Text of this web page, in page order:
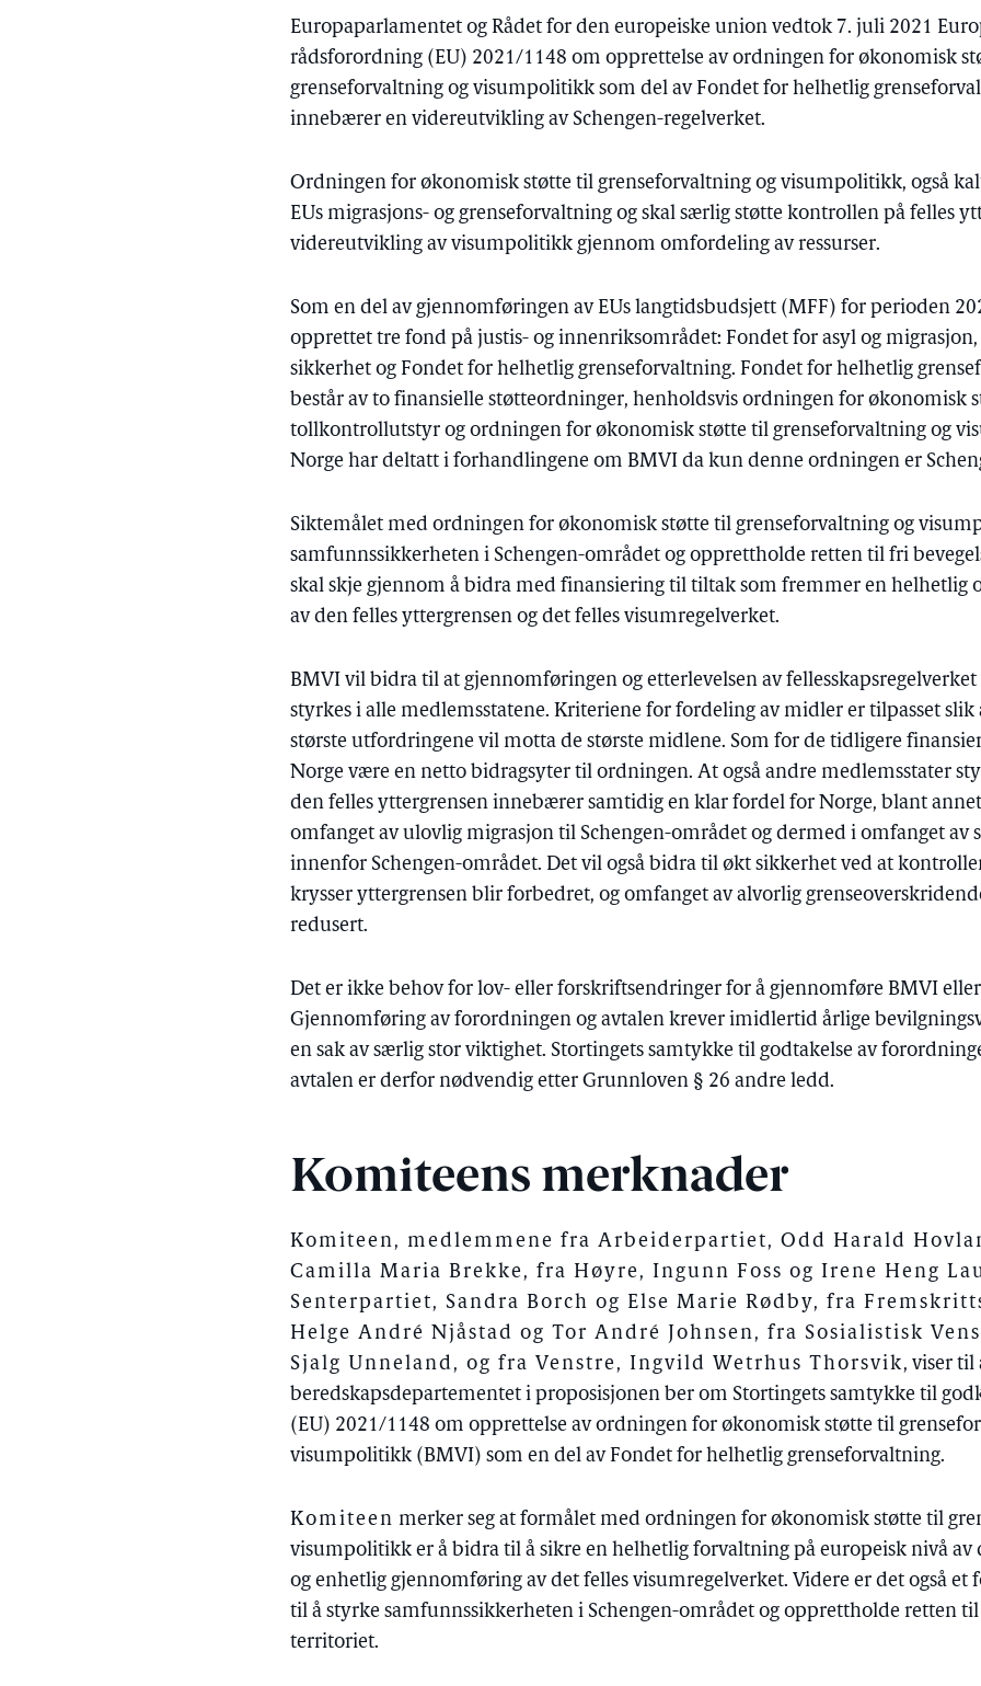
Europaparlamentet og Rådet for den europeiske union vedtok 7. juli 2021
rådsforordning (EU) 2021/1148 om opprettelse av ordningen for økonomisk
grenseforvaltning og visumpolitikk som del av Fondet for helhetlig
innebærer en videreutvikling av Schengen-regelverket.
Ordningen for økonomisk støtte til grenseforvaltning og visumpolitikk, også
EUs migrasjons- og grenseforvaltning og skal særlig støtte kontrollen på felles
videreutvikling av visumpolitikk gjennom omfordeling av ressurser.
Som en del av gjennomføringen av EUs langtidsbudsjett (MFF) for perioden
opprettet tre fond på justis- og innenriksområdet: Fondet for asyl og
sikkerhet og Fondet for helhetlig grenseforvaltning. Fondet for helhetlig
består av to finansielle støtteordninger, henholdsvis ordningen for økonomisk
tollkontrollutstyr og ordningen for økonomisk støtte til grenseforvaltning og
Norge har deltatt i forhandlingene om BMVI da kun denne ordningen er
Siktemålet med ordningen for økonomisk støtte til grenseforvaltning og
samfunnssikkerheten i Schengen-området og opprettholde retten til fri
skal skje gjennom å bidra med finansiering til tiltak som fremmer en helhetlig
av den felles yttergrensen og det felles visumregelverket.
BMVI vil bidra til at gjennomføringen og etterlevelsen av
styrkes i alle medlemsstatene. Kriteriene for fordeling av midler er tilpasset slik
største utfordringene vil motta de største midlene. Som for de tidligere
Norge være en netto bidragsyter til ordningen. At også andre medlemsstater
den felles yttergrensen innebærer samtidig en klar fordel for Norge, blant
omfanget av ulovlig migrasjon til Schengen-området og dermed i omfanget
innenfor Schengen-området. Det vil også bidra til økt sikkerhet ved at
krysser yttergrensen blir forbedret, og omfanget av alvorlig
redusert.
Det er ikke behov for lov- eller forskriftsendringer for å gjennomføre BMVI
Gjennomføring av forordningen og avtalen krever imidlertid årlige
en sak av særlig stor viktighet. Stortingets samtykke til godtakelse av
avtalen er derfor nødvendig etter Grunnloven § 26 andre ledd.
Komiteens merknader
Komiteen, medlemmene fra Arbeiderpartiet, Odd Harald
Camilla Maria Brekke, fra Høyre, Ingunn Foss og Irene Heng
Senterpartiet, Sandra Borch og Else Marie Rødby, fra
Helge André Njåstad og Tor André Johnsen, fra Sosialistisk
Sjalg Unneland, og fra Venstre, Ingvild Wetrhus Thorsvik, viser til
beredskapsdepartementet i proposisjonen ber om Stortingets samtykke til
(EU) 2021/1148 om opprettelse av ordningen for økonomisk støtte til
visumpolitikk (BMVI) som en del av Fondet for helhetlig grenseforvaltning.
Komiteen merker seg at formålet med ordningen for økonomisk støtte til
visumpolitikk er å bidra til å sikre en helhetlig forvaltning på europeisk nivå av
og enhetlig gjennomføring av det felles visumregelverket. Videre er det også et
til å styrke samfunnssikkerheten i Schengen-området og opprettholde retten til
territoriet.